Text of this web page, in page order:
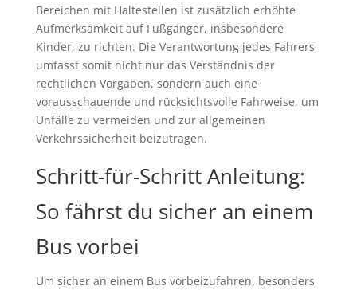
Bereichen mit Haltestellen ist zusätzlich erhöhte
Aufmerksamkeit auf Fußgänger, insbesondere
Kinder, zu richten. Die Verantwortung jedes Fahrers
umfasst somit nicht nur das Verständnis der
rechtlichen Vorgaben, sondern auch eine
vorausschauende und rücksichtsvolle Fahrweise, um
Unfälle zu vermeiden und zur allgemeinen
Verkehrssicherheit beizutragen.
Schritt-für-Schritt Anleitung:
So fährst du sicher an einem
Bus vorbei
Um sicher an einem Bus vorbeizufahren, besonders